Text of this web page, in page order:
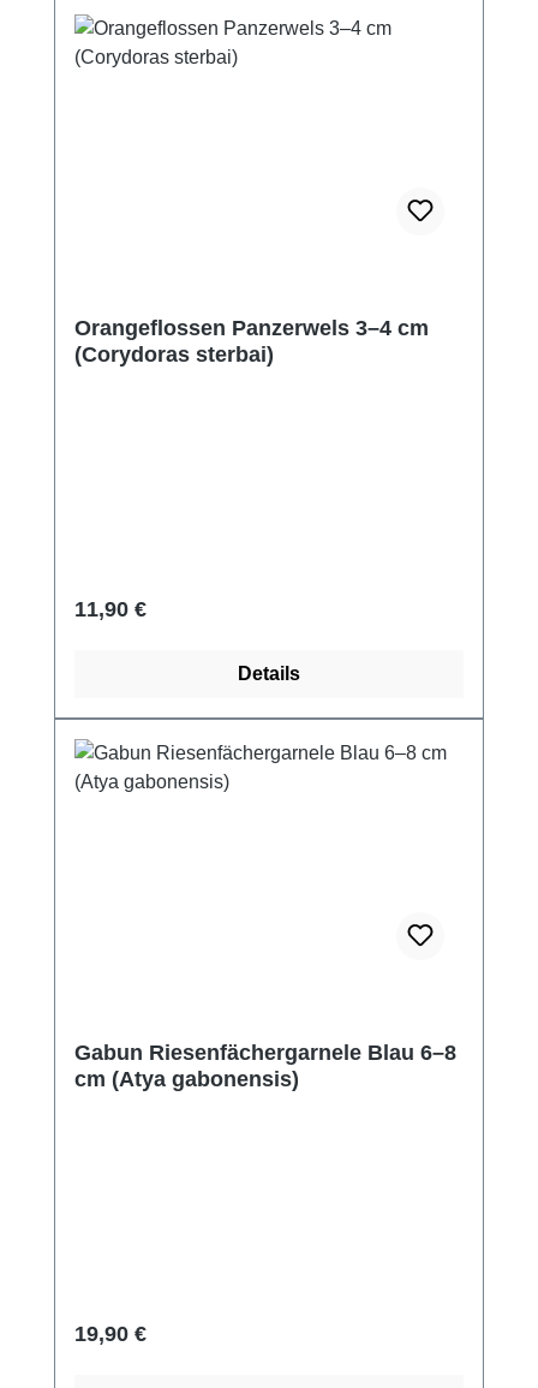
Orangeflossen Panzerwels 3–4 cm
(Corydoras sterbai)
Regulärer Preis:
11,90 €
Details
Gabun Riesenfächergarnele Blau 6–8
cm (Atya gabonensis)
Regulärer Preis:
19,90 €